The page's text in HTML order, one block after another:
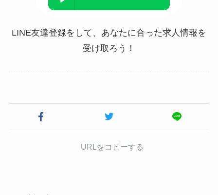
LINE友達登録をして、あなたに合った求人情報を
受け取ろう！
URLをコピーする